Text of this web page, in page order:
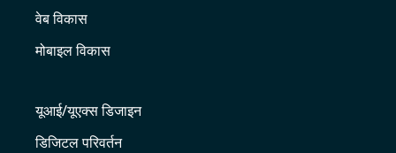
वेब विकास
मोबाइल विकास
यूआई/यूएक्स डिजाइन
डिजिटल परिवर्तन